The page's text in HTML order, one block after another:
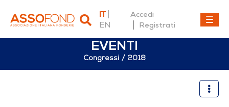
IT
EN
Accedi
Registrati
EVENTI
Congressi 2018